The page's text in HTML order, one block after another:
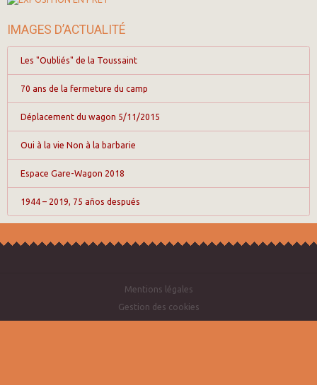
IMAGES D’ACTUALITÉ
Les "Oubliés" de la Toussaint
70 ans de la fermeture du camp
Déplacement du wagon 5/11/2015
Oui à la vie Non à la barbarie
Espace Gare-Wagon 2018
1944 – 2019, 75 años después
Mentions légales
Gestion des cookies